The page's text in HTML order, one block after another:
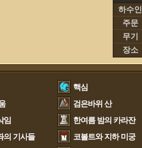
하수인
주문
무기
장소
핵심
검은바위 산
임 한여름 밤의 카라잔
의 기사들 코볼트와 지하 미궁